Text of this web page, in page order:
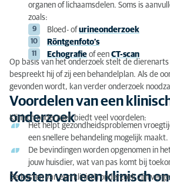
organen of lichaamsdelen. Soms is
zoals:
Bloed- ofurineonderzoek
Röntgenfoto’s
Echografie of een CT-scan
Op basis van het onderzoek stelt de dierenarts
bespreekt hij of zij een behandelplan. Als de
gevonden wordt, kan verder onderzoek
Voordelen van een
onderzoek
Klinisch onderzoek biedt veel voordelen:
Het helpt gezondheidsproblemen
een snellere behandeling mogelijk maakt.
De bevindingen worden opgenomen in
jouw huisdier, wat van pas komt bij
Kosten van een klinisch
De kosten van een klinisch onderzoek zijn